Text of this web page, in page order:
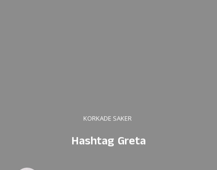
KORKADE SAKER
Hashtag Greta